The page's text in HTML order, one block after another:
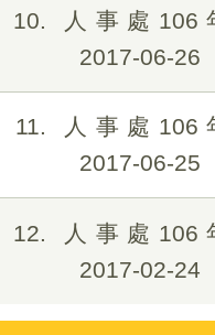
10
人事處
2017-06-26
11
人事處
2017-06-25
12
人事處
2017-02-24